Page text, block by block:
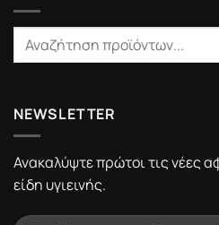
NEWSLETTER
Ανακαλύψτε πρώτοι τις νέες
είδη υγιεινής.